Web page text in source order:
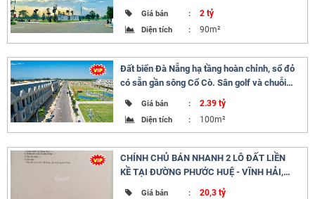
Giá bán : 2 tỷ
Diện tích : 90m²
Đất biển Đà Nẵng hạ tầng hoàn chỉnh, sổ đỏ
có sẵn gần sông Cổ Cò. Sân golf và chuỗi
Giá bán : 2.39 tỷ
Diện tích : 100m²
CHÍNH CHỦ BÁN NHANH 2 LÔ ĐẤT LIỀN
KỀ TẠI ĐƯỜNG PHƯỚC HUỆ - VĨNH HẢI,
GIÁ CỰC RẺ
Giá bán : 20,3 tỷ